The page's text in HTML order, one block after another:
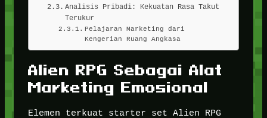
Analisis Pribadi: Kekuatan Rasa Takut
Terukur
Pelajaran Marketing dari
Kengerian Ruang Angkasa
Alien RPG Sebagai Alat
Marketing Emosional
Elemen terkuat starter set Alien RPG